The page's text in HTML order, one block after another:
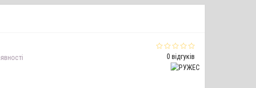
0 відгуків